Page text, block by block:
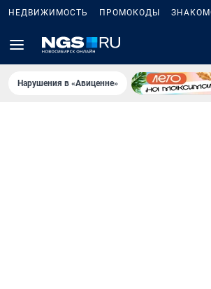
НЕДВИЖИМОСТЬ ПРОМОКОДЫ
Нарушения в «Авиценне»